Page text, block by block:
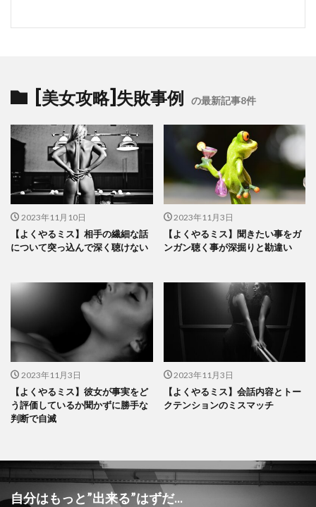
[美女攻略]失敗事例 の最新記事8件
2023年11月10日
【よくやるミス】相手の繊細な話
について突っ込んで深く聴けない
2023年11月3日
【よくやるミス】聞きたい事をガ
ンガン聴く事が深掘りと勘違い
2023年11月3日
【よくやるミス】彼女が事実をど
う評価しているか聞かずに勝手な
判断で自滅
2023年11月3日
【よくやるミス】会話内容とトー
クテンションのミスマッチ
自分はもっと”出来る”はずだ...